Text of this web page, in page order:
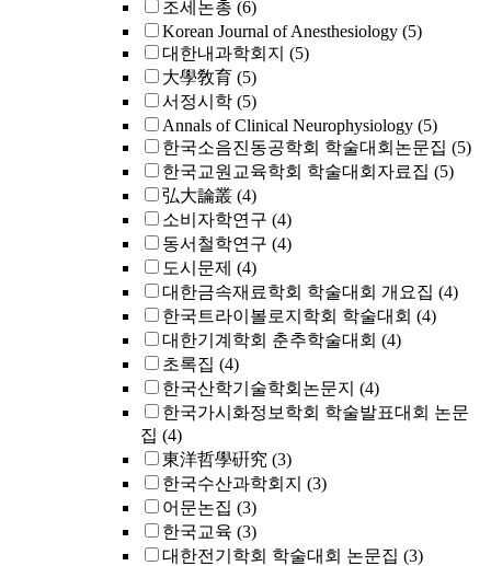
조세논총 (6)
Korean Journal of Anesthesiology (5)
대한내과학회지 (5)
大學敎育 (5)
서정시학 (5)
Annals of Clinical Neurophysiology (5)
한국소음진동공학회 학술대회논문집 (5)
한국교원교육학회 학술대회자료집 (5)
弘大論叢 (4)
소비자학연구 (4)
동서철학연구 (4)
도시문제 (4)
대한금속재료학회 학술대회 개요집 (4)
한국트라이볼로지학회 학술대회 (4)
대한기계학회 춘추학술대회 (4)
초록집 (4)
한국산학기술학회논문지 (4)
한국가시화정보학회 학술발표대회 논문
집 (4)
東洋哲學硏究 (3)
한국수산과학회지 (3)
어문논집 (3)
한국교육 (3)
대한전기학회 학술대회 논문집 (3)